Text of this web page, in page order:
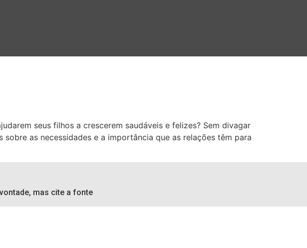
seus filhos a crescerem saudáveis e felizes? Sem divagar
as necessidades e a importância que as relações têm para
mas cite a fonte​